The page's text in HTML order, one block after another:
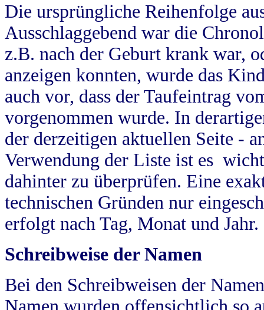
Die ursprüngliche Reihenfolge
Ausschlaggebend war die
z.B. nach der Geburt krank war,
anzeigen konnten, wurde das
auch vor, dass der Taufeintrag
vorgenommen wurde. In
der derzeitigen aktuellen Seite -
Verwendung der Liste ist es
dahinter zu überprüfen. Eine
technischen Gründen nur
erfolgt nach Tag, Monat und Jahr.
Schreibweise der Namen
Bei den Schreibweisen der